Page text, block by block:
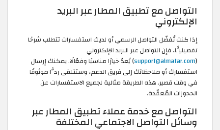
التواصل مع تطبيق المطار عبر البريد
الإلكتروني
إذا كنت تُفضّل التواصل الرسمي أو لديك استفسارات تتطلب شرحًا
تفصيليًّا، فإن التواصل عبر البريد الإلكتروني
(
support@almatar.com) يُعدّ خيارًا مناسبًا وفعّالًا. يمكنك إرسال
استفسارك أو ملاحظاتك إلى فريق الدعم، وستتلقى ردًّا موثوقًا
في وقت قصير. هذه الطريقة مثالية لجميع الاستفسارات عن
الحجوزات المُعقّدة.
التواصل مع خدمة عملاء تطبيق المطار عبر
وسائل التواصل الاجتماعي المختلفة